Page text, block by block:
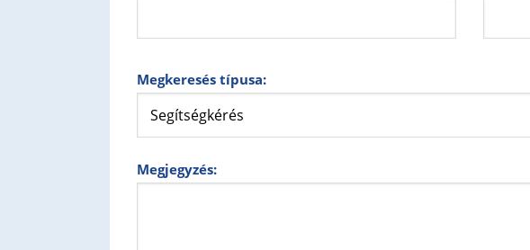
Megkeresés típusa:
Megjegyzés: